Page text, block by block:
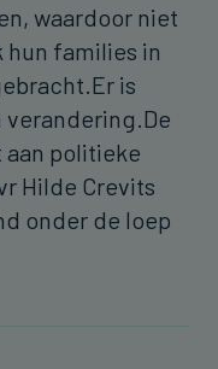
waardoor niet
hun families in
is
verandering.De
politieke
Hilde Crevits
onder de loep